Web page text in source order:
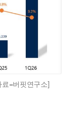
=버핏연구소]